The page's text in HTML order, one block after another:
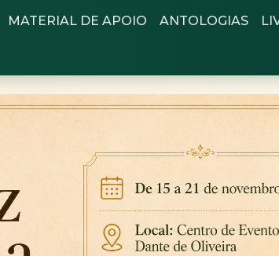
MATERIAL DE APOIO ANTOLOGIAS